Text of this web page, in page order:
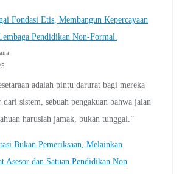
Fondasi Etis, Membangun Kepercayaan
Pendidikan Non-Formal.
adalah pintu darurat bagi mereka
sistem, sebuah pengakuan bahwa jalan
haruslah jamak, bukan tunggal.”
Bukan Pemeriksaan, Melainkan
Asesor dan Satuan Pendidikan Non